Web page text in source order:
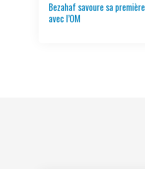
Bezahaf savoure sa première
avec l’OM